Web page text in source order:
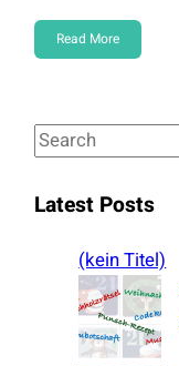
Read More
S
e
aLatest Posts
(kein Titel)